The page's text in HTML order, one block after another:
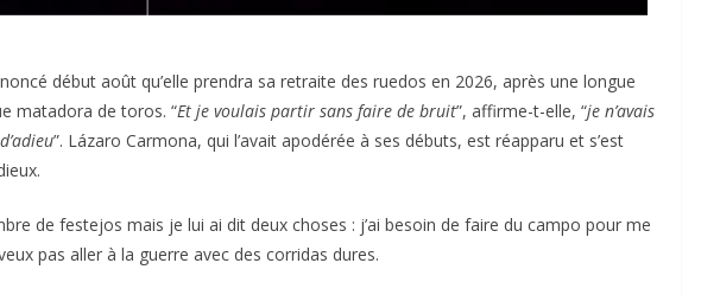
début août qu’elle prendra sa retraite des ruedos en 2026, après une longue
matadora de toros. “Et je voulais partir sans faire de bruit”, affirme-t-elle, “je n’avais
”. Lázaro Carmona, qui l’avait apodérée à ses débuts, est réapparu et s’est
de festejos mais je lui ai dit deux choses : j’ai besoin de faire du campo pour me
pas aller à la guerre avec des corridas dures.